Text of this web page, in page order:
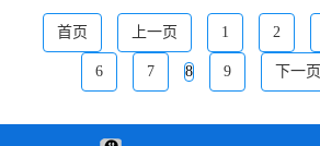
首页 上一页 1 2
6 7 8 9 下一页